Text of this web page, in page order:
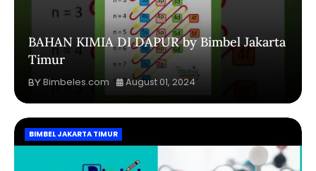
BAHAN KIMIA DI DAPUR by Bimbel Jakarta
Timur
Bimbeles.com August 01, 2024
BIMBEL JAKARTA TIMUR